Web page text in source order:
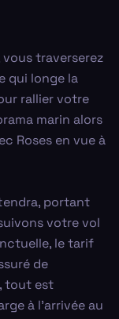
traverserez
qui longe la
rallier votre
marin alors
Roses en vue à
portant
votre vol
le tarif
de
tout est
à l'arrivée au